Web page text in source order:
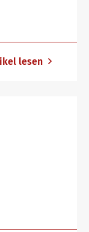
lesen